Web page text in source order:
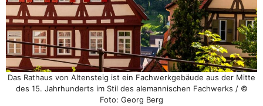
Das Rathaus von Altensteig ist ein Fachwerkgebäude aus der Mitte
des 15. Jahrhunderts im Stil des alemannischen Fachwerks / ©
Foto: Georg Berg